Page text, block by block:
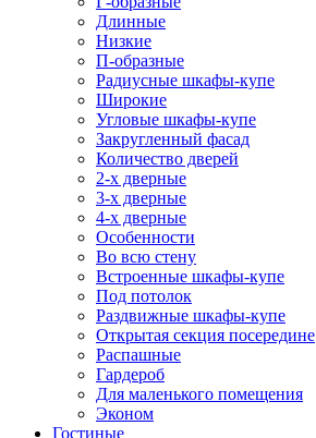
Длинные
Низкие
П-образные
Радиусные шкафы-купе
Широкие
Угловые шкафы-купе
Закругленный фасад
Количество дверей
2-х дверные
3-х дверные
4-х дверные
Особенности
Во всю стену
Встроенные шкафы-купе
Под потолок
Раздвижные шкафы-купе
Открытая секция посередине
Распашные
Гардероб
Для маленького помещения
Эконом
Гостиные